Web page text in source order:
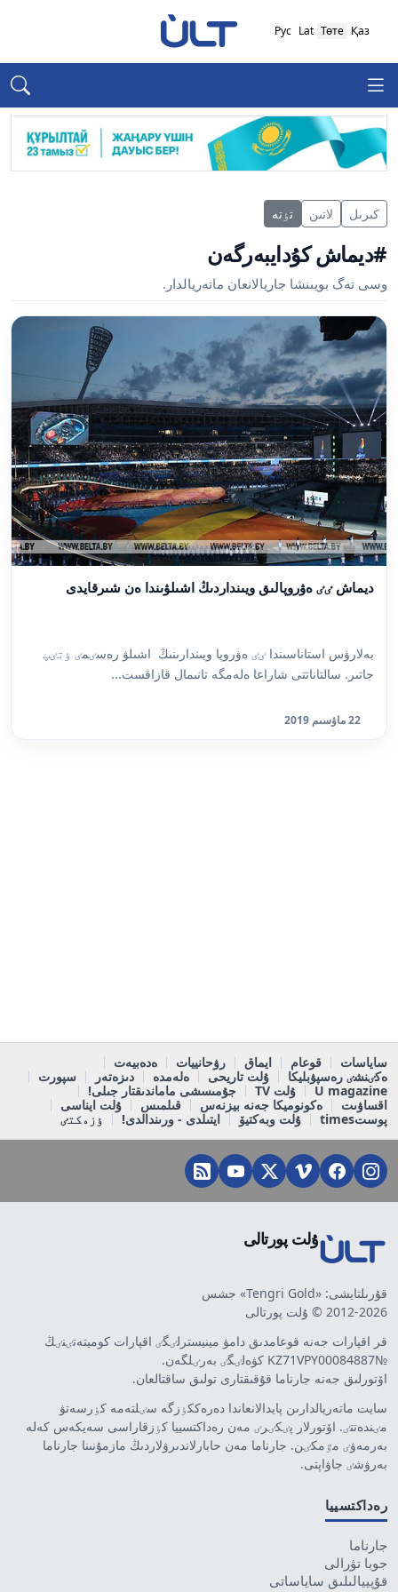
Қаз
Төте
Lat
Рус
كىرىل لاتىن تٶتە
#ديماش كۇدايبەرگەن
وسى تەگ بويىنشا جاريالانعان ماتەريالدار.
ديماش ٸٸ ەۋروپالىق ويىنداردىڭ اشىلۋىندا ەن شىرقايدى
بەلارۋس استاناسىندا ٸٸ ەۋروپا ويىندارىنىڭ اشىلۋ رەسٸمٸ ٶتٸپ
جاتىر. سالتاناتتى شاراعا ەلەمگە تانىمال قازاقست...
22 ماۋسىم 2019
ساياسات قوعام ايماق رۋحانييات
ەدەبيەت
ەكٸنشٸ رەسپۋبليكا
ۇلت تاريحى ەلەمدە دىزەتەر
سپورت
U magazine
ۇلت TV
جۇمىسشى ماماندىقتار جىلى!
اقساۋىت
ەكونوميكا جەنە بيزنەس قىلمىس
ۇلت ايناسى
پوستtimes
ۇلت وبەكتيۆ ايتىلدى - ورىندالدى! ٶزەكتٸ
ۇلت پورتالى
قۇرىلتايشى: «Tengri Gold» جشس
2012-2026 © ۇلت پورتالى
قر اقپارات جەنە قوعامدىق دامۋ مينيسترلٸگٸ اقپارات كوميتەتٸنٸڭ
№KZ71VPY00084887 كۋەلٸگٸ بەرٸلگەن.
اۆتورلىق جەنە جارناما قۇقىقتارى تولىق ساقتالعان.
سايت ماتەريالدارىن پايدالانعاندا دەرەككٶزگە سٸلتەمە كٶرسەتۋ
مٸندەتتٸ. اۆتورلار پٸكٸرٸ مەن رەداكتسييا كٶزقاراسى سەيكەس كەلە
بەرمەۋٸ مٷمكٸن. جارناما مەن حابارلاندىرۋلاردىڭ مازمۇنىنا جارناما
بەرۋشٸ جاۋاپتى.
رەداكتسييا
جارناما
جوبا تۋرالى
قۇپييالىلىق ساياساتى